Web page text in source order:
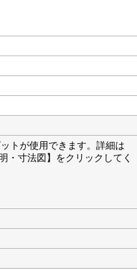
トが使用できます。詳細は
・寸法図】をクリックしてく